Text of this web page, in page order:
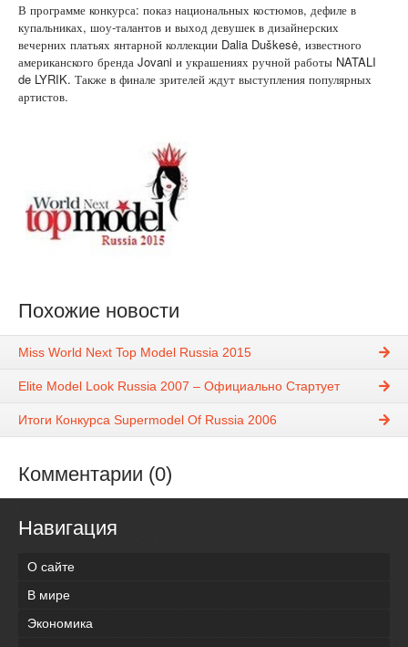
В программе конкурса: показ национальных костюмов, дефиле в
купальниках, шоу-талантов и выход девушек в дизайнерских
вечерних платьях янтарной коллекции Dalia Duškesė, известного
американского бренда Jovani и украшениях ручной работы NATALI
de LYRIK. Также в финале зрителей ждут выступления популярных
артистов.
Похожие новости
Miss World Next Top Model Russia 2015
Elite Model Look Russia 2007 – Официально Стартует
Итоги Конкурса Supermodel Of Russia 2006
Комментарии (0)
Навигация
О сайте
В мире
Экономика